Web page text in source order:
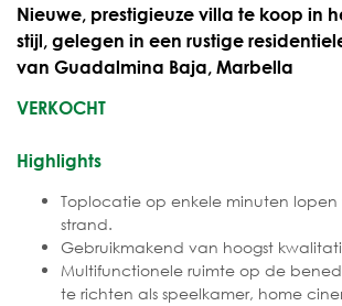
Nieuwe, prestigieuze villa te koop in
stijl, gelegen in een rustige
van Guadalmina Baja, Marbella
VERKOCHT
Highlights
Toplocatie op enkele minuten
strand.
Gebruikmakend van hoogst
Multifunctionele ruimte op de
te richten als speelkamer, home